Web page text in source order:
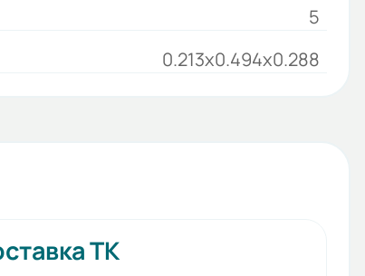
5
0.213x0.494x0.288
ТК